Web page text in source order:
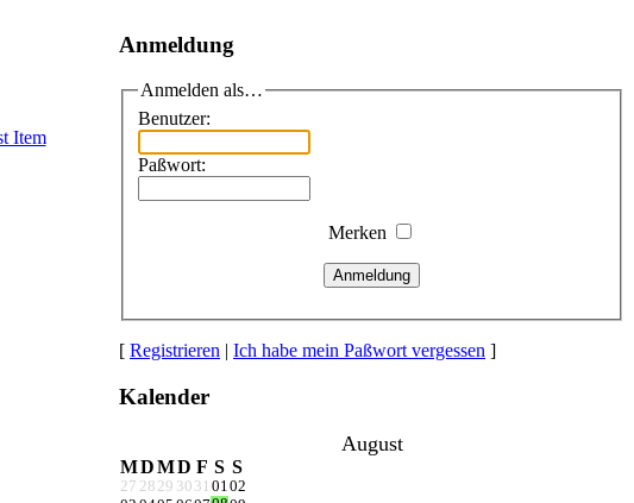
Anmeldung
Anmelden als…
Benutzer:
Paßwort:
Merken
Anmeldung
[ Registrieren | Ich habe mein Paßwort vergessen ]
Kalender
August
MDMD F S S
27 28 29 30 31 0102